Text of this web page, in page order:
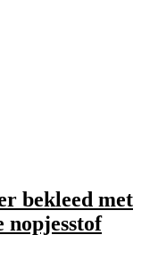
bekleed met
nopjesstof